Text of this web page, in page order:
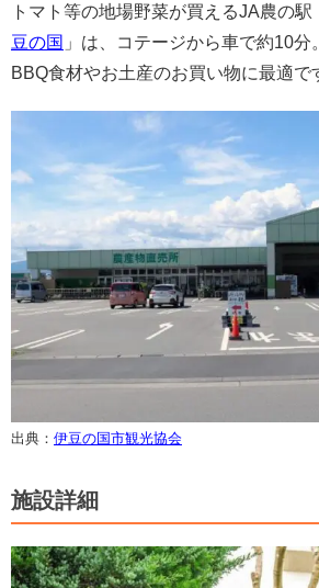
トマト等の地場野菜が買えるJA農の駅
豆の国 」は、コテージから車で約10分。
BBQ食材やお土産のお買い物に最適で
出典： 伊豆の国市観光協会
施設詳細